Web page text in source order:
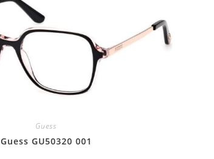
Guess
Guess GU50320 001